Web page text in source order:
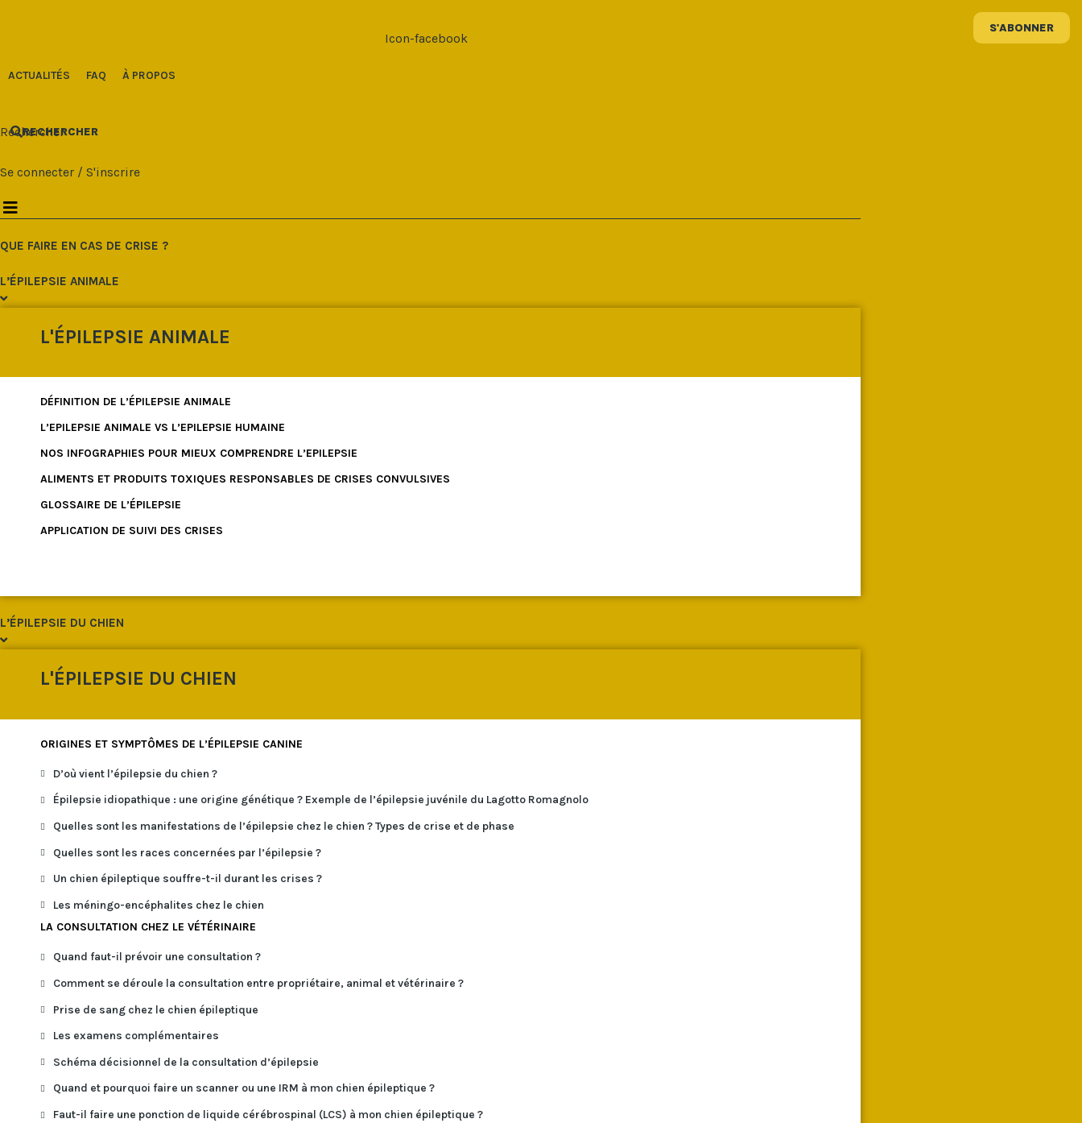
Icon-facebook
ACTUALITÉS FAQ À PROPOS
Rechercher
RECHERCHER
Se connecter / S'inscrire
QUE FAIRE EN CAS DE CRISE ?
L’ÉPILEPSIE ANIMALE
L'ÉPILEPSIE ANIMALE
DÉFINITION DE L’ÉPILEPSIE ANIMALE
L’EPILEPSIE ANIMALE VS L’EPILEPSIE HUMAINE
NOS INFOGRAPHIES POUR MIEUX COMPRENDRE L’EPILEPSIE
ALIMENTS ET PRODUITS TOXIQUES RESPONSABLES DE CRISES CONVULSIVES
GLOSSAIRE DE L’ÉPILEPSIE
APPLICATION DE SUIVI DES CRISES
L’ÉPILEPSIE DU CHIEN
L'ÉPILEPSIE DU CHIEN
ORIGINES ET SYMPTÔMES DE L’ÉPILEPSIE CANINE
D’où vient l’épilepsie du chien ?
Épilepsie idiopathique : une origine génétique ? Exemple de l’épilepsie juvénile du Lagotto Romagnolo
Quelles sont les manifestations de l’épilepsie chez le chien ? Types de crise et de phase
Quelles sont les races concernées par l’épilepsie ?
Un chien épileptique souffre-t-il durant les crises ?
Les méningo-encéphalites chez le chien
LA CONSULTATION CHEZ LE VÉTÉRINAIRE
Quand faut-il prévoir une consultation ?
Comment se déroule la consultation entre propriétaire, animal et vétérinaire ?
Prise de sang chez le chien épileptique
Les examens complémentaires
Schéma décisionnel de la consultation d’épilepsie
Quand et pourquoi faire un scanner ou une IRM à mon chien épileptique ?
Faut-il faire une ponction de liquide cérébrospinal (LCS) à mon chien épileptique ?